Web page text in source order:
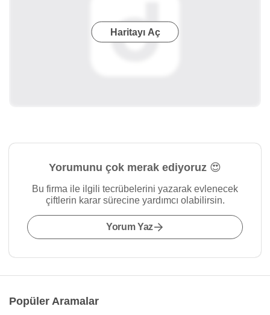
Haritayı Aç
Yorumunu çok merak ediyoruz 😍
Bu firma ile ilgili tecrübelerini yazarak evlenecek
çiftlerin karar sürecine yardımcı olabilirsin.
Yorum Yaz
Popüler Aramalar